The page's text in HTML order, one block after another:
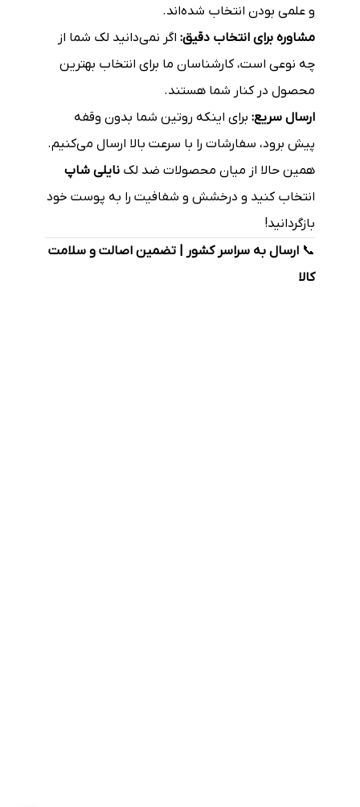
و علمی بودن انتخاب شده‌اند.
مشاوره برای انتخاب دقیق: اگر نمی‌دانید لک شما از
چه نوعی است، کارشناسان ما برای انتخاب بهترین
محصول در کنار شما هستند.
ارسال سریع: برای اینکه روتین شما بدون وقفه
پیش برود، سفارشات را با سرعت بالا ارسال می‌کنیم.
همین حالا از میان محصولات ضد لک نایلی شاپ
انتخاب کنید و درخشش و شفافیت را به پوست خود
بازگردانید!
📞 ارسال به سراسر کشور | تضمین اصالت و سلامت
کالا